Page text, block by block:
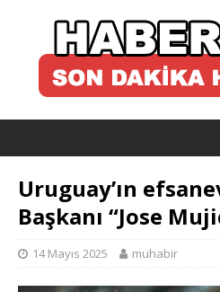
Uruguay’ın
Başkanı “Jose
14 Mayıs 2025 muhabir